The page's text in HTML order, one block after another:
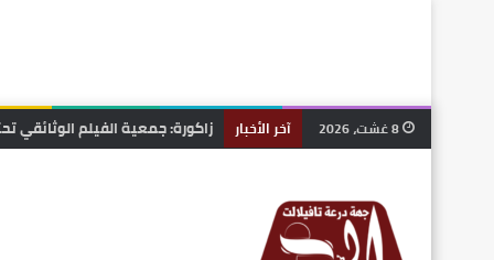
آخر الأخبار زاكورة: جمعية الفيلم الوثائقي